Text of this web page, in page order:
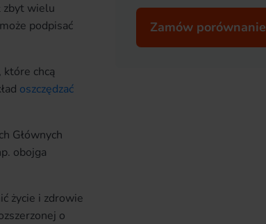
zbyt wielu
podpisać
chcą
oszczędzać
Głównych
obojga
życie i zdrowie
o
Zamów porównanie